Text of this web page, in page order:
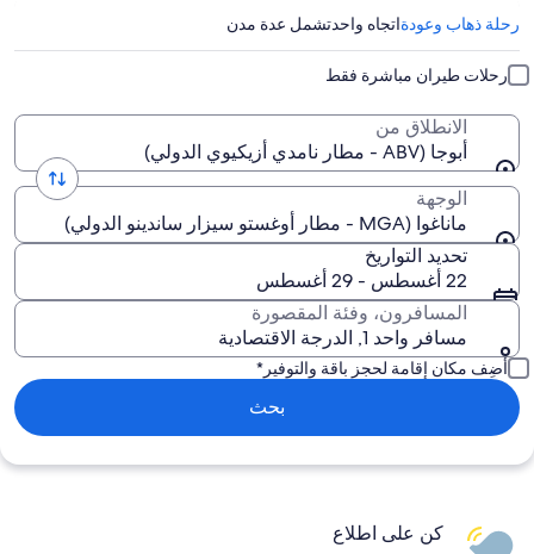
رحلة ذهاب وعودةاتجاه واحدتشمل عدة مدن
رحلات طيران مباشرة فقط
الانطلاق من
أبوجا (ABV - مطار نامدي أزيكيوي الدولي)
الوجهة
ماناغوا (MGA - مطار أوغستو سيزار ساندينو الدولي)
تحديد التواريخ
22 أغسطس - 29 أغسطس
المسافرون، وفئة المقصورة
مسافر واحد 1, الدرجة الاقتصادية
أضِف مكان إقامة لحجز باقة والتوفير*
بحث
كن على اطلاع